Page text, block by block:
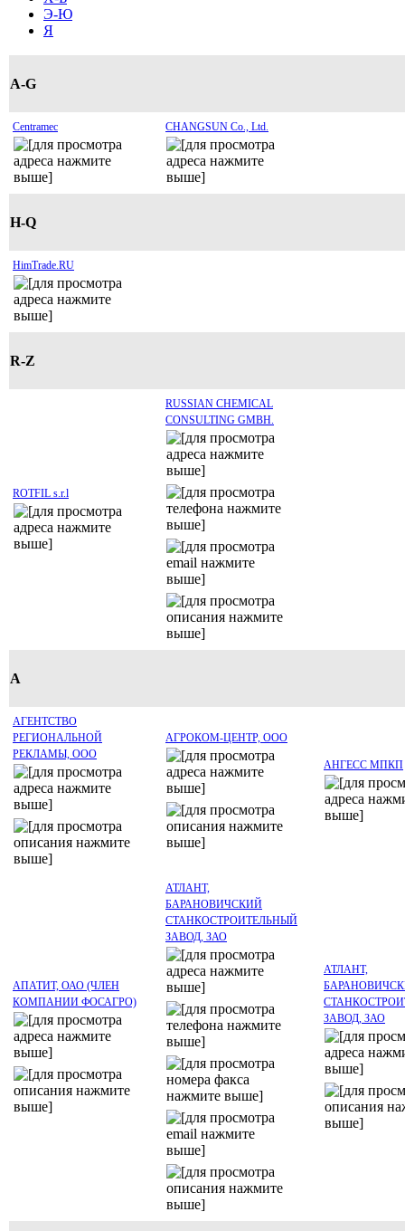
Э-Ю
Я
A-G
Centramec CHANGSUN Co., Ltd.
H-Q
HimTrade.RU
R-Z
ROTFIL s.r.l
RUSSIAN CHEMICAL
CONSULTING GMBH.
А
АГЕНТСТВО
РЕГИОНАЛЬНОЙ
РЕКЛАМЫ, OOO
АГРОКОМ-ЦЕНТР, ООО
АНГЕСС МПКП
АПАТИТ, ОАО (ЧЛЕН
КОМПАНИИ ФОСАГРО)
АТЛАНТ,
БАРАНОВИЧСКИЙ
СТАНКОСТРОИТЕЛЬНЫЙ
ЗАВОД, ЗАО
АТЛАНТ,
ЗАВОД, ЗАО